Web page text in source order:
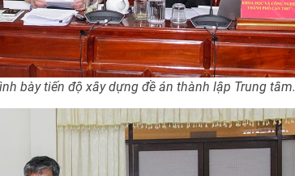
bày tiến độ xây dựng đề án thành lập Trung tâm.